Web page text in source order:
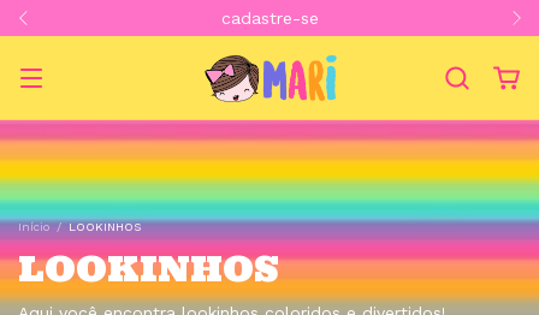
cadastre-se
Início / LOOKINHOS
LOOKINHOS